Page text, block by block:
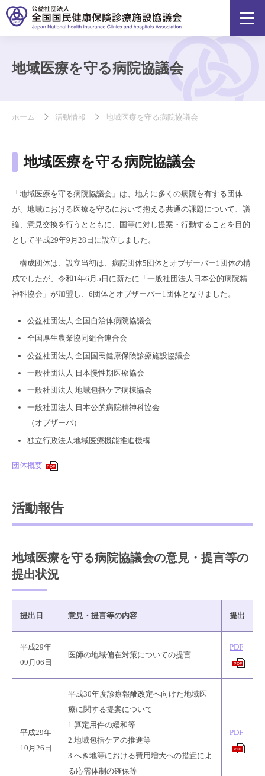
地域医療を守る病院協議会
ホーム 活動情報 地域医療を守る病院協議会
地域医療を守る病院協議会
「地域医療を守る病院協議会」は、地方に多くの病院を有する団体
が、地域における医療を守るにおいて抱える共通の課題について、議
論、意見交換を行うとともに、国等に対し提案・行動することを目的
として平成29年9月28日に設立しました。
構成団体は、設立当初は、病院団体5団体とオブザーバー1団体の構
成でしたが、令和1年6月5日に新たに「一般社団法人日本公的病院精
神科協会」が加盟し、6団体とオブザーバー1団体となりました。
公益社団法人 全国自治体病院協議会
全国厚生農業協同組合連合会
公益社団法人 全国国民健康保険診療施設協議会
一般社団法人 日本慢性期医療協会
一般社団法人 地域包括ケア病棟協会
一般社団法人 日本公的病院精神科協会
（オブザーバ）
独立行政法人地域医療機能推進機構
団体概要 PDF
活動報告
地域医療を守る病院協議会の意見・提言等の
提出状況
提出日 意見・提言等の内容 提出
平成29年
09月06日
医師の地域偏在対策についての提言
PDF
PDF
平成29年
10月26日
平成30年度診療報酬改定へ向けた地域医
療に関する提案について
1.算定用件の緩和等
2.地域包括ケアの推進等
3.へき地等における費用増大への措置によ
る応需体制の確保等
PDF
PDF